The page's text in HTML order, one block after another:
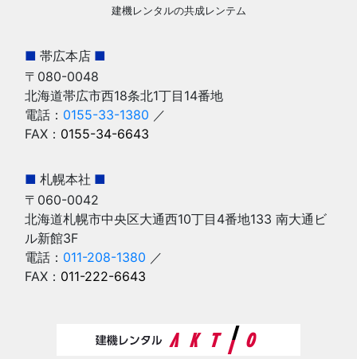
建機レンタルの共成レンテム
■ 帯広本店 ■
〒080-0048
北海道帯広市西18条北1丁目14番地
電話： 0155-33-1380 ／
FAX： 0155-34-6643
■ 札幌本社 ■
〒060-0042
北海道札幌市中央区大通西10丁目4番地133 南大通ビ
ル新館3F
電話： 011-208-1380 ／
FAX： 011-222-6643